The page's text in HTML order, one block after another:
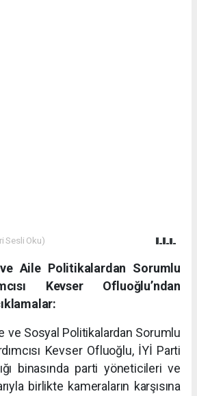
Sesli Oku)
Aile Politikalardan Sorumlu
Kevser Ofluoğlu’ndan
ve Sosyal Politikalardan Sorumlu
Kevser Ofluoğlu, İYİ Parti
binasında parti yöneticileri ve
birlikte kameraların karşısına